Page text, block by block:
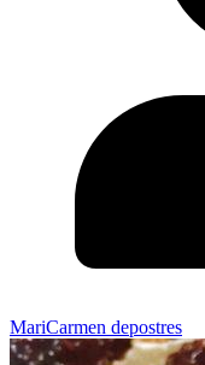
MariCarmen depostres